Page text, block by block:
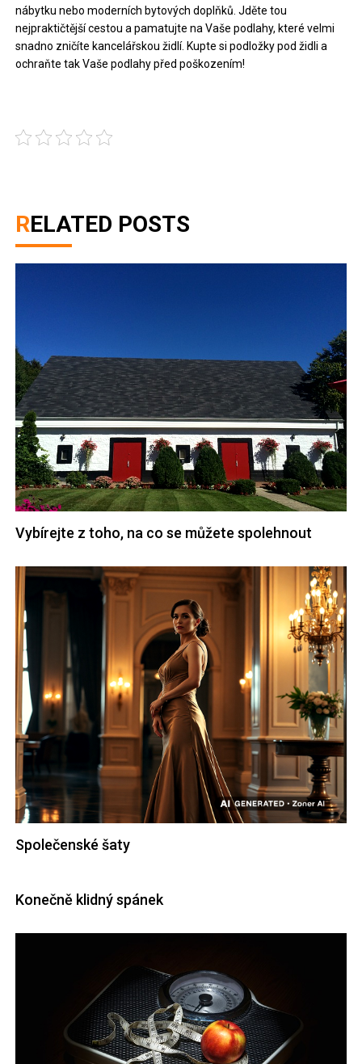
nábytku nebo moderních bytových doplňků. Jděte tou
nejpraktičtější cestou a pamatujte na Vaše podlahy, které velmi
snadno zničíte kancelářskou židlí. Kupte sipodložky pod židli a
ochraňte tak Vaše podlahy před poškozením!
RELATED POSTS
Vybírejte z toho, na co se můžete spolehnout
Společenské šaty
Konečně klidný spánek